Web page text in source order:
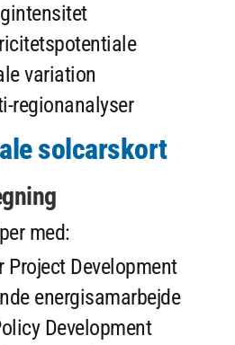
variation
regionanalyser
solcarskort
med:
Development
energisamarbejde
Development